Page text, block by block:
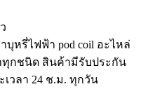
หรี่ไฟฟ้า pod coil อะไหล่
ทุกชนิด สินค้ามีรับประกัน
วลา 24 ช.ม. ทุกวัน